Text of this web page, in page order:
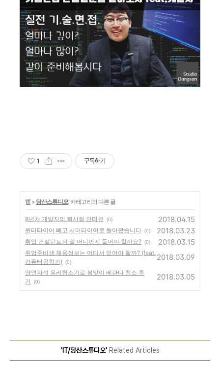
1 구독하기
'IT> 당산스튜디오' 카테고리의 다른 글
8년차 개발자의 퇴사썰 인터뷰 (0) 2018.04.15
윈터타이어 빼고 서머타이어로 돌아왔습니다 (0) 2018.03.23
취업 컨설턴트의 말 어디까지 들어야 할까요? (0) 2018.03.15
취업준비생 채용정보는 어디서 얻어야 할까? (feat.
컴퓨터공학과)
(0)
2018.03.09
양면자석 유리청소기로 봄맞이 베란다 청소 후
기
(0)
2018.03.05
'IT/당산스튜디오'Related Articles